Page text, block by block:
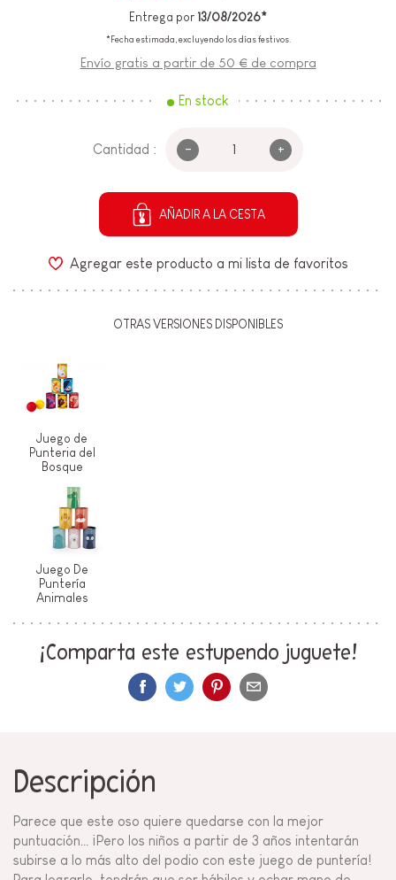
Entrega por 13/08/2026*
*Fecha estimada, excluyendo los días festivos.
Envío gratis a partir de 50 € de compra
En stock
Cantidad : - +
AÑADIR A LA CESTA
Agregar este producto a mi lista de favoritos
OTRAS VERSIONES DISPONIBLES
Juego de
Punteria del
Bosque
Juego De
Puntería
Animales
¡Comparta este estupendo juguete!
Descripción
Parece que este oso quiere quedarse con la mejor
puntuación… ¡Pero los niños a partir de 3 años intentarán
subirse a lo más alto del podio con este juego de puntería!